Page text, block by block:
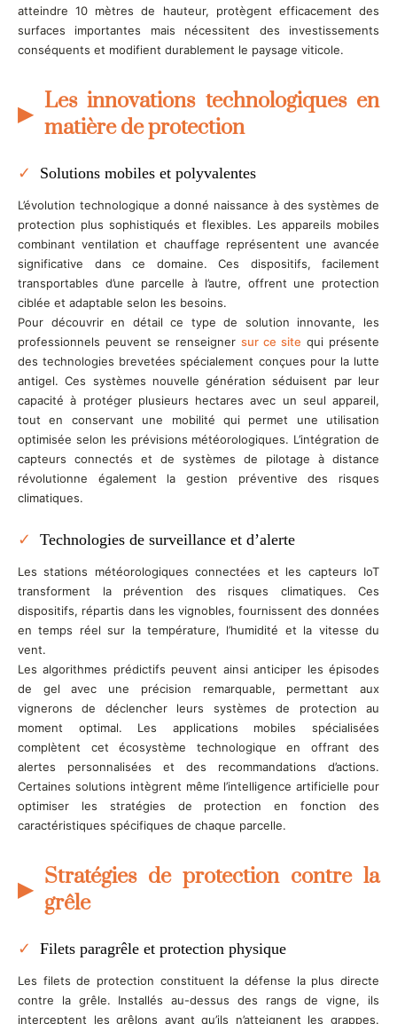
atteindre 10 mètres de hauteur, protègent efficacement des
surfaces importantes mais nécessitent des investissements
conséquents et modifient durablement le paysage viticole.
Les innovations technologiques en
matière de protection
Solutions mobiles et polyvalentes
L’évolution technologique a donné naissance à des systèmes de
protection plus sophistiqués et flexibles. Les appareils mobiles
combinant ventilation et chauffage représentent une avancée
significative dans ce domaine. Ces dispositifs, facilement
transportables d’une parcelle à l’autre, offrent une protection
ciblée et adaptable selon les besoins.
Pour découvrir en détail ce type de solution innovante, les
professionnels peuvent se renseigner sur ce site qui présente
des technologies brevetées spécialement conçues pour la lutte
antigel. Ces systèmes nouvelle génération séduisent par leur
capacité à protéger plusieurs hectares avec un seul appareil,
tout en conservant une mobilité qui permet une utilisation
optimisée selon les prévisions météorologiques. L’intégration de
capteurs connectés et de systèmes de pilotage à distance
révolutionne également la gestion préventive des risques
climatiques.
Technologies de surveillance et d’alerte
Les stations météorologiques connectées et les capteurs IoT
transforment la prévention des risques climatiques. Ces
dispositifs, répartis dans les vignobles, fournissent des données
en temps réel sur la température, l’humidité et la vitesse du
vent.
Les algorithmes prédictifs peuvent ainsi anticiper les épisodes
de gel avec une précision remarquable, permettant aux
vignerons de déclencher leurs systèmes de protection au
moment optimal. Les applications mobiles spécialisées
complètent cet écosystème technologique en offrant des
alertes personnalisées et des recommandations d’actions.
Certaines solutions intègrent même l’intelligence artificielle pour
optimiser les stratégies de protection en fonction des
caractéristiques spécifiques de chaque parcelle.
Stratégies de protection contre la
grêle
Filets paragrêle et protection physique
Les filets de protection constituent la défense la plus directe
contre la grêle. Installés au-dessus des rangs de vigne, ils
interceptent les grêlons avant qu’ils n’atteignent les grappes.